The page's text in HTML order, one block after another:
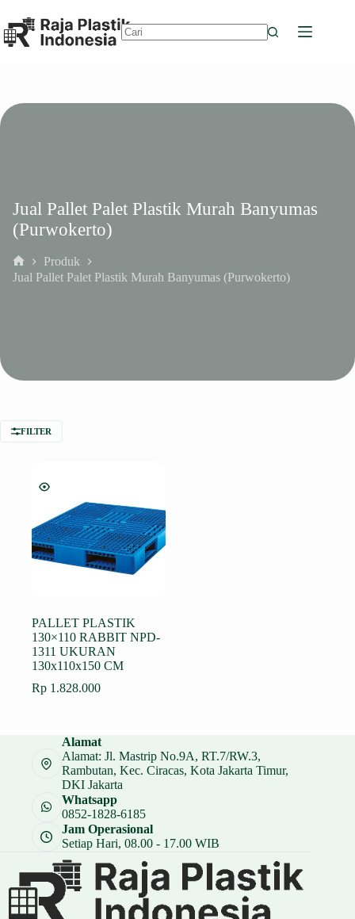
to
content
Jual Pallet Palet Plastik Murah Banyumas
(Purwokerto)
Home
Produk
Jual Pallet Palet Plastik Murah Banyumas (Purwokerto)
FILTER
PALLET PLASTIK
130×110 RABBIT NPD-
1311 UKURAN
130x110x150 CM
Rp 1.828.000
Alamat
Alamat: Jl. Mastrip No.9A, RT.7/RW.3,
Rambutan, Kec. Ciracas, Kota Jakarta Timur,
DKI Jakarta
Whatsapp
0852-1828-6185
Jam Operasional
Setiap Hari, 08.00 - 17.00 WIB